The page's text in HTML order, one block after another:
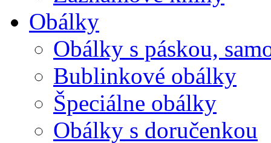
Obálky
Obálky s páskou,
Bublinkové obálky
Špeciálne obálky
Obálky s doručenkou